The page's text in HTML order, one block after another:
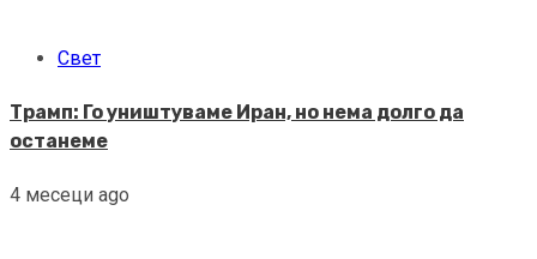
Свет
Трамп: Го уништуваме Иран, но нема долго да
останеме
4 месеци ago